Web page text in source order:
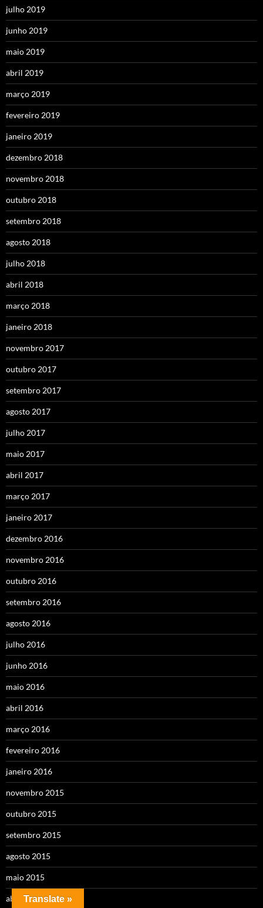
julho 2019
junho 2019
maio 2019
abril 2019
março 2019
fevereiro 2019
janeiro 2019
dezembro 2018
novembro 2018
outubro 2018
setembro 2018
agosto 2018
julho 2018
abril 2018
março 2018
janeiro 2018
novembro 2017
outubro 2017
setembro 2017
agosto 2017
julho 2017
maio 2017
abril 2017
março 2017
janeiro 2017
dezembro 2016
novembro 2016
outubro 2016
setembro 2016
agosto 2016
julho 2016
junho 2016
maio 2016
abril 2016
março 2016
fevereiro 2016
janeiro 2016
novembro 2015
outubro 2015
setembro 2015
agosto 2015
maio 2015
abril 2015Translate »